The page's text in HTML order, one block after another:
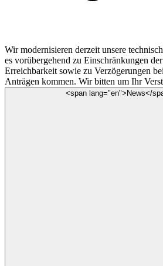
Wir modernisieren derzeit unsere
es vorübergehend zu Einschränkungen
Erreichbarkeit sowie zu Verzögerungen
Anträgen kommen. Wir bitten um Ihr
<span lang="en">News</